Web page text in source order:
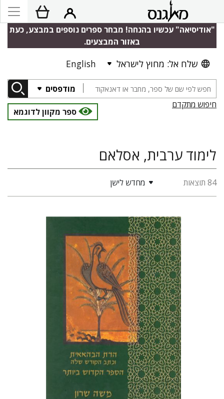
"אודיסיאה" עכשיו בהנחה! מבחר ספרים נוספים במבצע, כעת
באזור המבצעים.
שלח אל: מחוץ לישראל English
מודפסים
חיפוש מתקדם
ספר מקוון לדוגמא
לימוד ערבית, אסלאם
84 תוצאות מחדש לישן
משה שרון
משה שרון
הנחת אתר ספר מודפס
$32